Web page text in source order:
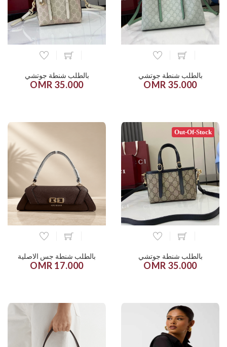
بالطلب شنطة جوتشي
35.000 OMR
بالطلب شنطة جوتشي
35.000 OMR
Out-Of-Stock
بالطلب شنطة جوتشي
35.000 OMR
بالطلب شنطة جس الاصلية
17.000 OMR